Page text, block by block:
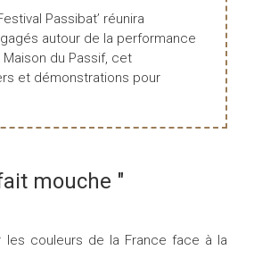
Passibat’ réunira
autour de la performance
du Passif, cet
et démonstrations pour
mouche "
couleurs de la France face à la